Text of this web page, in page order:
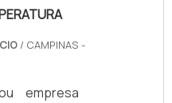
/ CAMPINAS -
empresa